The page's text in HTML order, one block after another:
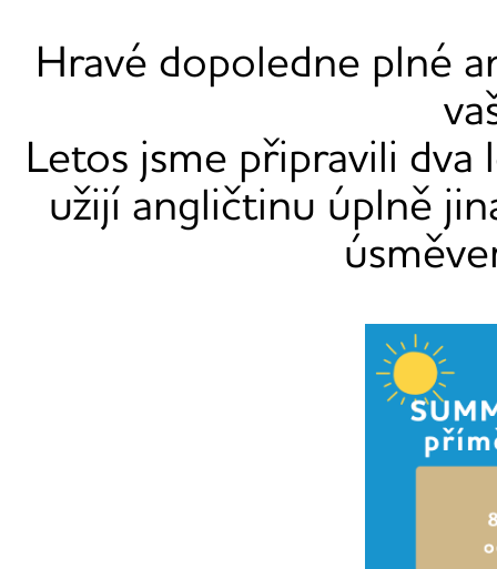
Hravé dopoledne plné
Letos jsme připravili
užijí angličtinu úplně